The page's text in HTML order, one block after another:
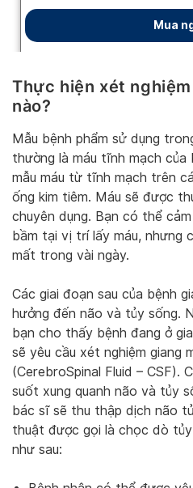
Thực hiện xét
nào?
Mẫu bệnh phẩm sử dụng
thường là máu tĩnh mạch của
mẫu máu từ tĩnh mạch trên
ống kim tiêm. Máu sẽ được
chuyên dụng. Bạn có thể
bầm tại vị trí lấy máu, nhưng
mất trong vài ngày.
Các giai đoạn sau của bệnh
hưởng đến não và tủy sống.
bạn cho thấy bệnh đang ở
sẽ yêu cầu xét nghiệm giang
(CerebroSpinal Fluid – CSF).
suốt xung quanh não và tủy
bác sĩ sẽ thu thập dịch não
thuật được gọi là chọc dò
như sau: